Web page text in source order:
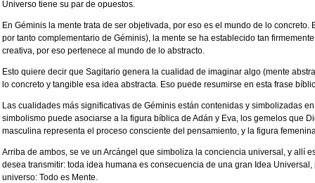
Universo tiene su par de opuestos.
En Géminis la mente trata de ser objetivada, por eso es el mundo de lo
por tanto complementario de Géminis), la mente se ha establecido tan
creativa, por eso pertenece al mundo de lo abstracto.
Esto quiere decir que Sagitario genera la cualidad de imaginar algo (mente
lo concreto y tangible esa idea abstracta. Eso puede resumirse en esta frase
Las cualidades más significativas de Géminis están contenidas y simbolizadas
simbolismo puede asociarse a la figura bíblica de Adán y Eva, los gemelos que
masculina representa el proceso consciente del pensamiento, y la figura
Arriba de ambos, se ve un Arcángel que simboliza la conciencia universal, y allí
desea transmitir: toda idea humana es consecuencia de una gran Idea
universo: Todo es Mente.